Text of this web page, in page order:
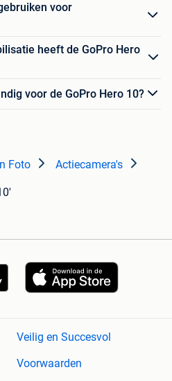
voor
heeft de GoPro Hero
voor de GoPro Hero 10?
Foto Actiecamera's
Veilig en Succesvol
Voorwaarden